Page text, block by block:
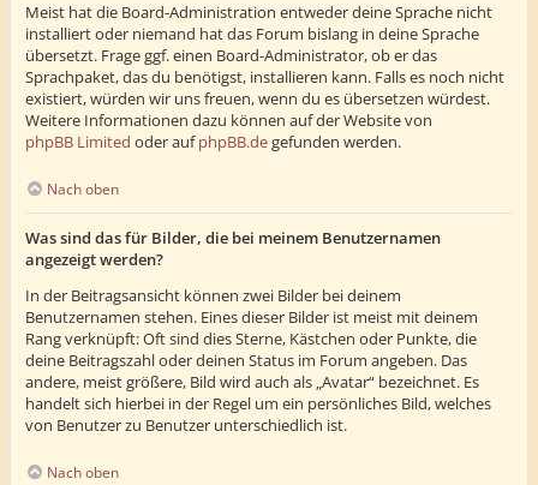
Meist hat die Board-Administration entweder deine Sprache nicht
installiert oder niemand hat das Forum bislang in deine Sprache
übersetzt. Frage ggf. einen Board-Administrator, ob er das
Sprachpaket, das du benötigst, installieren kann. Falls es noch nicht
existiert, würden wir uns freuen, wenn du es übersetzen würdest.
Weitere Informationen dazu können auf der Website von
phpBB Limited oder aufphpBB.degefunden werden.
Nach oben
Was sind das für Bilder, die bei meinem Benutzernamen
angezeigt werden?
In der Beitragsansicht können zwei Bilder bei deinem
Benutzernamen stehen. Eines dieser Bilder ist meist mit deinem
Rang verknüpft: Oft sind dies Sterne, Kästchen oder Punkte, die
deine Beitragszahl oder deinen Status im Forum angeben. Das
andere, meist größere, Bild wird auch als „Avatar“ bezeichnet. Es
handelt sich hierbei in der Regel um ein persönliches Bild, welches
von Benutzer zu Benutzer unterschiedlich ist.
Nach oben